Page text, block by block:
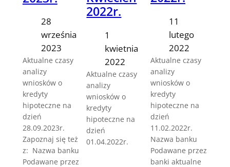
28
września
2023
Aktualne czasy
analizy
wniosków o
kredyty
hipoteczne na
dzień
28.09.2023r.
Zapoznaj się też
z: Nazwa banku
Podawane przez
2022r.
1
kwietnia
2022
Aktualne czasy
analizy
wniosków o
kredyty
hipoteczne na
dzień
01.04.2022r.
11
lutego
2022
Aktualne czasy
analizy
wniosków o
kredyty
hipoteczne na
dzień
11.02.2022r.
Nazwa banku
Podawane przez
banki aktualne